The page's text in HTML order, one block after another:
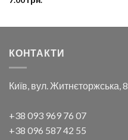
КОНТАКТИ
Київ, вул. Житнєторжська, 8
+38 093 969 76 07
+38 096 587 42 55